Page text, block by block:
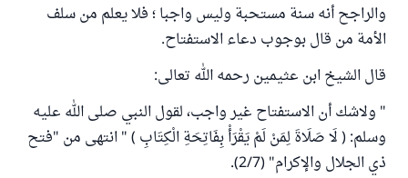
والراجح أنه سنة مستحبة وليس واجبا ؛ فلا يعلم من سلف
الأمة من قال بوجوب دعاء الاستفتاح.
قال الشيخ ابن عثيمين رحمه الله تعالى:
" ولاشك أن الاستفتاح غير واجب، لقول النبي صلى الله عليه
وسلم: ( لَا صَلَاةَلِمَنْلَمْيَقْرَأْ بِفَاتِحَةِ الْكِتَابِ ) " انتهى من "فتح
ذي الجلال والإكرام" (2/7).